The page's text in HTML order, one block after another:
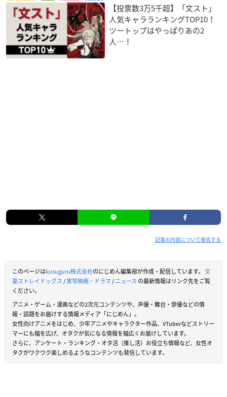
【投票数3万5千超】「文スト」
人気キャラランキングTOP10！
ツートップはやっぱりあの2
人…！
記事の内容について報告する
このページはkusuguru株式会社のにじめん編集部が作成・配信しています。 文
豪ストレイドッグス/実写映画・ドラマ/ニュース の最新情報はリンク先をご覧
ください。
アニメ・ゲーム・漫画などの2次元コンテンツや、声優・舞台・俳優などの情
報・話題をお届けする情報メディア「にじめん」。
女性向けアニメをはじめ、少年アニメやキャラクター作品、VTuberなどストリー
マーにも幅を広げ、オタクが気になる情報を幅広くお届けしています。
さらに、アンケート・ランキング・オタ活（推し活）お役立ち情報など、女性オ
タクがワクワク楽しめるようなコンテンツも発信しています。